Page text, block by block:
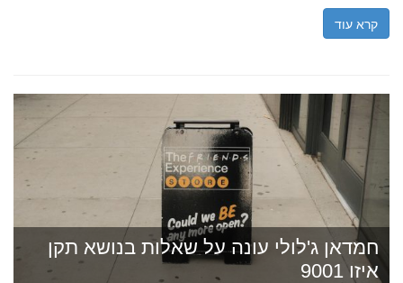
קרא עוד
חמדאן ג'לולי עונה על שאלות בנושא תקן
איזו 9001